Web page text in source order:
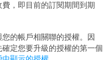
，即目前的訂閱期間到期
的帳戶相關聯的授權。因
定您要升級的授權的第一個